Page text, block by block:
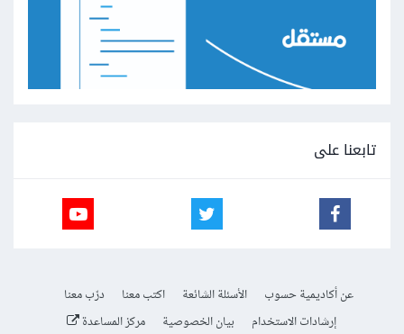
تابعنا على
عن أكاديمية حسوب الأسئلة الشائعة اكتب معنا
درّب معنا
إرشادات الاستخدام
بيان الخصوصية مركز المساعدة